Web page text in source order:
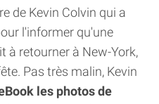
de Kevin Colvin qui a
l'informer qu'une
à retourner à New-York,
Pas très malin, Kevin
les photos de